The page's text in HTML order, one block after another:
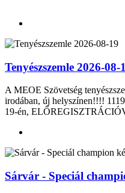
Tenyészszemle 2026-08-
A MEOE Szövetség
irodában, új helyszínen!!!!
19-én,
Sárvár - Speciál